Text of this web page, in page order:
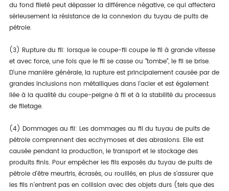
du fond fileté peut dépasser la différence négative, ce qui affectera
sérieusement la résistance de la connexion du tuyau de puits de
pétrole.
(3) Rupture du fil: lorsque le coupe-fil coupe le fil à grande vitesse
et avec force, une fois que le fil se casse ou "tombe", le fil se brise.
D'une manière générale, la rupture est principalement causée par de
grandes inclusions non métalliques dans l'acier et est également
liée à la qualité du coupe-peigne à fil et à la stabilité du processus
de filetage.
(4) Dommages au fil: Les dommages au fil du tuyau de puits de
pétrole comprennent des ecchymoses et des abrasions. Elle est
causée pendant la production, le transport et le stockage des
produits finis. Pour empêcher les fils exposés du tuyau de puits de
pétrole d'être meurtris, écrasés, ou rouillés, en plus de s'assurer que
les fils n'entrent pas en collision avec des objets durs (tels que des